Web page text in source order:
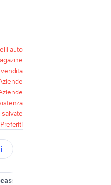
auto
salvate
Preferiti
ford ranger